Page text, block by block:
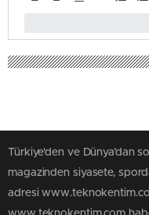
Türkiye'den ve Dünya’dan
magazinden siyasete,
adresi